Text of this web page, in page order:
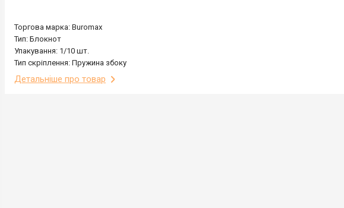
Торгова марка: Buromax
Тип: Блокнот
Упакування: 1/10 шт.
Тип скріплення: Пружина збоку
Детальніше про товар